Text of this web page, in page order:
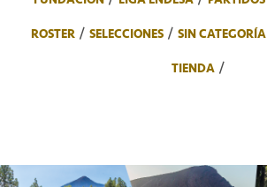
ROSTER
SELECCIONES SIN CATEGORÍA
TIENDA